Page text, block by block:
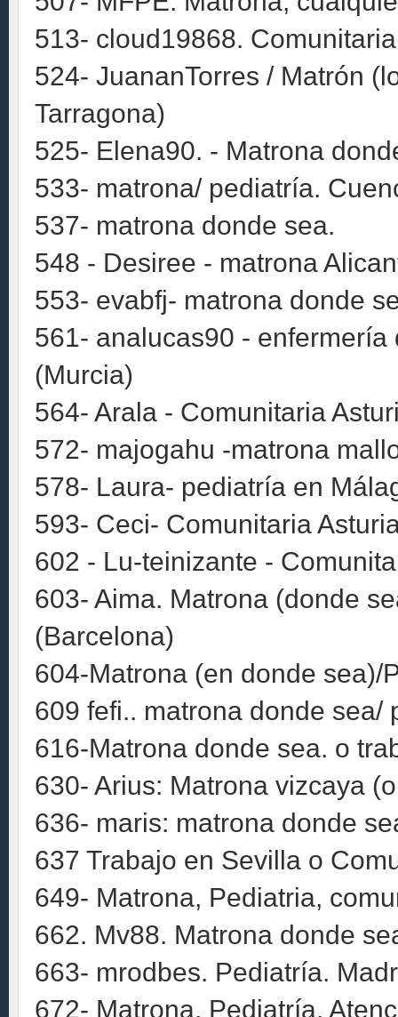
513- cloud19868.
524- JuananTorres / Matrón
Tarragona)
525- Elena90. - Matrona
533- matrona/ pediatría.
537- matrona donde sea.
548 - Desiree - matrona
553- evabfj- matrona donde
561- analucas90 -
(Murcia)
564- Arala - Comunitaria
572- majogahu -matrona
578- Laura- pediatría en
593- Ceci- Comunitaria
602 - Lu-teinizante -
603- Aima. Matrona (donde
(Barcelona)
604-Matrona (en donde sea)/
609 fefi.. matrona donde sea/
616-Matrona donde sea. o
630- Arius: Matrona vizcaya
636- maris: matrona donde
637 Trabajo en Sevilla o
649- Matrona, Pediatria,
662. Mv88. Matrona donde
663- mrodbes. Pediatría.
672- Matrona, Pediatría,